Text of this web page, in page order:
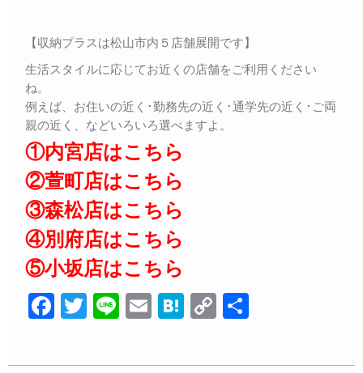
【収納プラスは松山市内５店舗展開です】
生活スタイルに応じてお近くの店舗をご利用ください
ね。
例えば、お住いの近く･勤務先の近く･通学先の近く･ご両
親の近く、などいろいろ選べますよ。
①内宮店はこちら
②萱町店はこちら
③森松店はこちら
④別府店はこちら
⑤小坂店はこちら
F
c
T
tt
Li
e
E
ail
H
e
C
p